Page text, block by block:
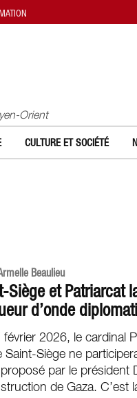
Orient
CULTURE ET SOCIÉTÉ
Beaulieu
Siège et Patriarcat
d’onde
février 2026, le cardinal
Saint-Siège ne
proposé par le président
de Gaza. C’est